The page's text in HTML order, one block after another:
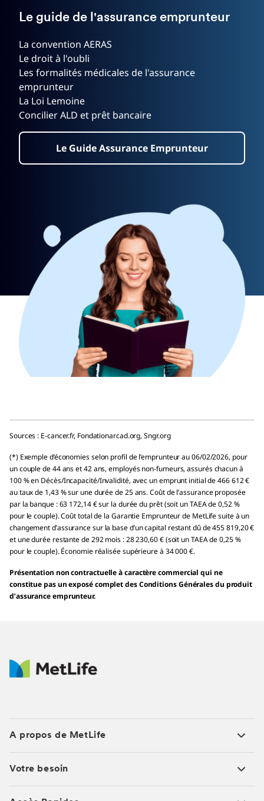
Le guide de l'assurance emprunteur
La convention AERAS
Le droit à l'oubli
Les formalités médicales de l'assurance
emprunteur
La Loi Lemoine
Concilier ALD et prêt bancaire
Le Guide Assurance Emprunteur
Sources : E-cancer.fr, Fondationarcad.org, Sngr.org
(*) Exemple d’économies selon profil de l’emprunteur au 06/02/2026, pour
un couple de 44 ans et 42 ans, employés non-fumeurs, assurés chacun à
100 % en Décès/Incapacité/Invalidité, avec un emprunt initial de 466 612 €
au taux de 1,43 % sur une durée de 25 ans. Coût de l’assurance proposée
par la banque : 63 172,14 € sur la durée du prêt (soit un TAEA de 0,52 %
pour le couple). Coût total de la Garantie Emprunteur de MetLife suite à un
changement d’assurance sur la base d’un capital restant dû de 455 819,20 €
et une durée restante de 292 mois : 28 230,60 € (soit un TAEA de 0,25 %
pour le couple). Économie réalisée supérieure à 34 000 €.
Présentation non contractuelle à caractère commercial qui ne
constitue pas un exposé complet des Conditions Générales du produit
d’assurance emprunteur.
A propos de MetLife
Votre besoin